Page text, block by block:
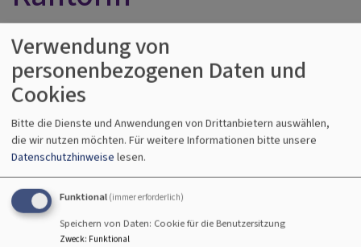
Bildrechte beim Autor
Grete Csibi
Verwendung von
personenbezogenen Daten und
Cookies
Bitte die Dienste und Anwendungen von Drittanbietern auswählen,
die wir nutzen möchten. Für weitere Informationen bitte unsere
Datenschutzhinweise lesen.
Funktional (immer erforderlich)
Speichern von Daten: Cookie für die Benutzersitzung
Zweck: Funktional